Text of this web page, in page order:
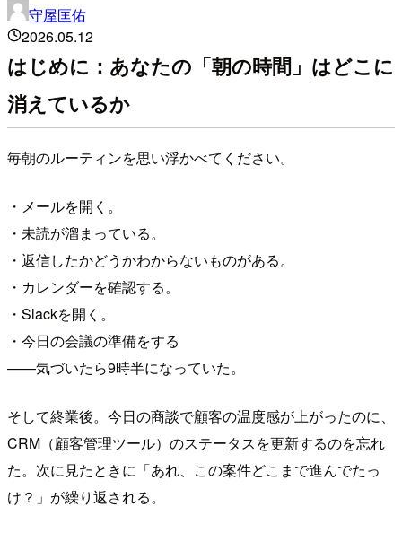
守屋匡佑
2026.05.12
はじめに：あなたの「朝の時間」はどこに
消えているか
毎朝のルーティンを思い浮かべてください。
・メールを開く。
・未読が溜まっている。
・返信したかどうかわからないものがある。
・カレンダーを確認する。
・Slackを開く。
・今日の会議の準備をする
——気づいたら9時半になっていた。
そして終業後。今日の商談で顧客の温度感が上がったのに、
CRM（顧客管理ツール）のステータスを更新するのを忘れ
た。次に見たときに「あれ、この案件どこまで進んでたっ
け？」が繰り返される。